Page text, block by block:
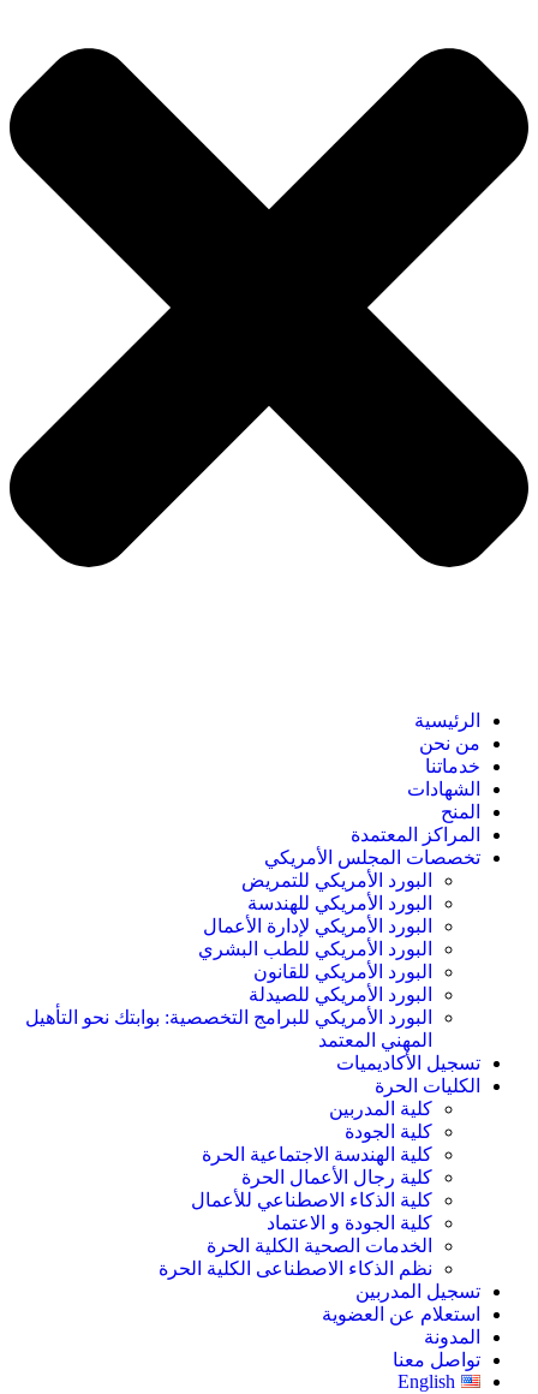
الرئيسية
من نحن
خدماتنا
الشهادات
المنح
المراكز المعتمدة
تخصصات المجلس الأمريكي
البورد الأمريكي للتمريض
البورد الأمريكي للهندسة
البورد الأمريكي لإدارة الأعمال
البورد الأمريكي للطب البشري
البورد الأمريكي للقانون
البورد الأمريكي للصيدلة
البورد الأمريكي للبرامج التخصصية: بوابتك نحو التأهيل
المهني المعتمد
تسجيل الأكاديميات
الكليات الحرة
كلية المدربين
كلية الجودة
كلية الهندسة الاجتماعية الحرة
كلية رجال الأعمال الحرة
كلية الذكاء الاصطناعي للأعمال
كلية الجودة و الاعتماد
الخدمات الصحية الكلية الحرة
نظم الذكاء الاصطناعى الكلية الحرة
تسجيل المدربين
استعلام عن العضوية
المدونة
تواصل معنا
English